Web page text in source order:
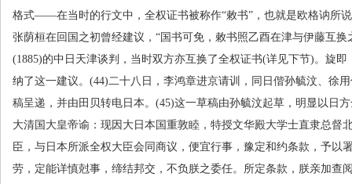
格式——在当时的行文中，全权证书被称作“敕书”，也就是欧格讷所说
张荫桓在回国之初曾经建议，“国书可免，敕书照乙酉在津与伊藤互换
(1885)的中日天津谈判，当时双方亦互换了全权证书(详见下节)。旋即
纳了这一建议。 (44)二十八日，李鸿章进京请训，同日偕孙毓汶、徐
稿呈递，并由田贝转电日本。 (45)这一草稿由孙毓汶起草，明显以日
大清国大皇帝谕：现因大日本国重敦睦，特授文华殿大学士直隶总督
臣，与日本所派全权大臣会同商议，便宜行事，豫定和约条款，予以
劳，定能详慎尅事，缔结邦交，不负朕之委任。所定条款，朕亲加查